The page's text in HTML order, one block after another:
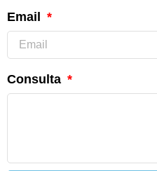
Email
Consulta